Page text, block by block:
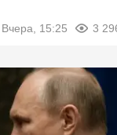
Вчера, 15:25 3